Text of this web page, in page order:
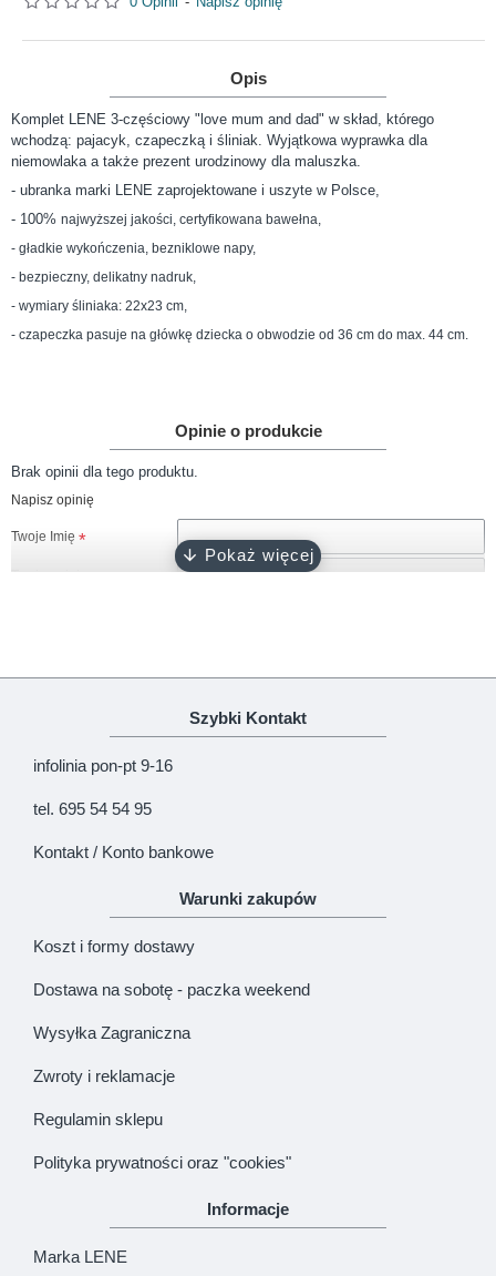
Opis
Komplet LENE 3-częściowy "love mum and dad" w skład, którego
wchodzą: pajacyk, czapeczką i śliniak. Wyjątkowa wyprawka dla
niemowlaka a także prezent urodzinowy dla maluszka.
- ubranka marki LENE zaprojektowane i uszyte w Polsce,
- 100% najwyższej jakości, certyfikowana bawełna,
- gładkie wykończenia, bezniklowe napy,
- bezpieczny, delikatny nadruk,
- wymiary śliniaka: 22x23 cm,
- czapeczka pasuje na główkę dziecka o obwodzie od 36 cm do max. 44 cm.
Opinie o produkcie
Brak opinii dla tego produktu.
Napisz opinię
Twoje Imię
Twoja opinia
ZłaSzybki Kontakt
infolinia pon-pt 9-16
tel. 695 54 54 95
Kontakt / Konto bankowe
Warunki zakupów
Koszt i formy dostawy
Dostawa na sobotę - paczka weekend
Wysyłka Zagraniczna
Zwroty i reklamacje
Regulamin sklepu
Polityka prywatności oraz "cookies"
Informacje
Marka LENE